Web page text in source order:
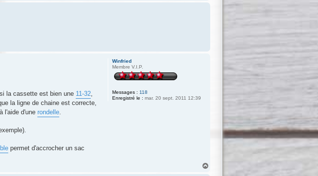
Winfried
Membre V.I.P.
Messages : 118
Enregistré le : mar. 20 sept. 2011 12:39
la cassette est bien une 11-32,
la ligne de chaine est correcte,
l'aide d'une rondelle.
permet d'accrocher un sac